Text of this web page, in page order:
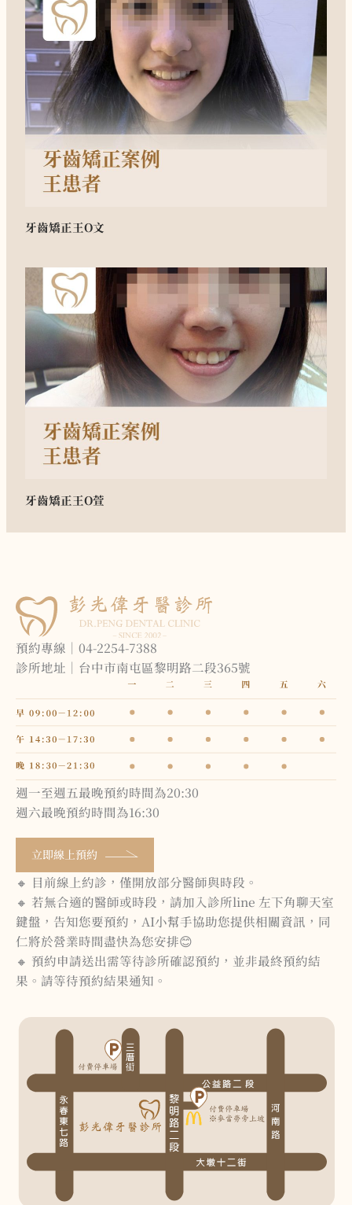
牙齒矯正王O文
牙齒矯正王O萱
預約專線｜04-2254-7388
診所地址｜台中市南屯區黎明路二段365號
週一至週五最晚預約時間為20:30
週六最晚預約時間為16:30
立即線上預約
🔸 目前線上約診，僅開放部分醫師與時段。
🔸 若無合適的醫師或時段，請加入診所line 左下角聊天室
鍵盤，告知您要預約，AI小幫手協助您提供相關資訊，同
仁將於營業時間盡快為您安排😊
🔸 預約申請送出需等待診所確認預約，並非最終預約結
果。請等待預約結果通知。